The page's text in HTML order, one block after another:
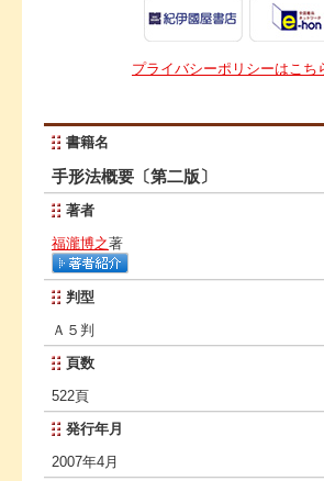
プライバシーポリシーはこち
書籍名
手形法概要〔第二版〕
著者
福瀧博之著
判型
Ａ５判
頁数
522頁
発行年月
2007年4月